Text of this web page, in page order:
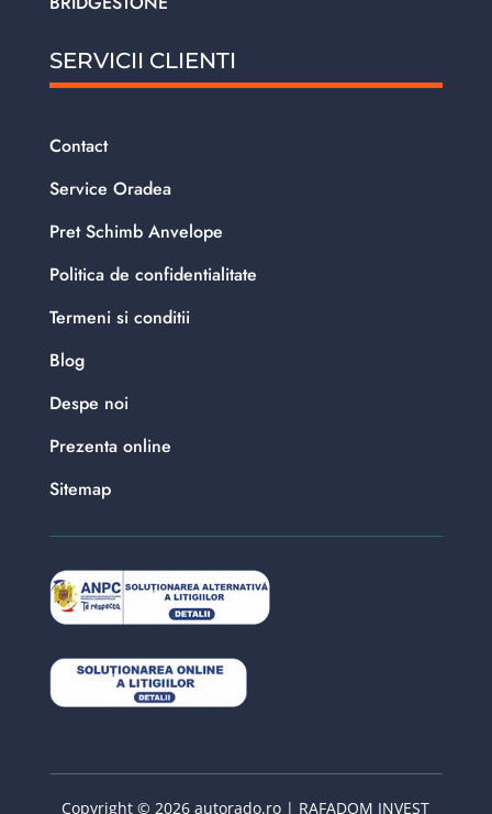
SERVICII CLIENTI
Contact
Service Oradea
Pret Schimb Anvelope
Politica de confidentialitate
Termeni si conditii
Blog
Despe noi
Prezenta online
Sitemap
Copyright © 2026 autorado.ro | RAFADOM INVEST